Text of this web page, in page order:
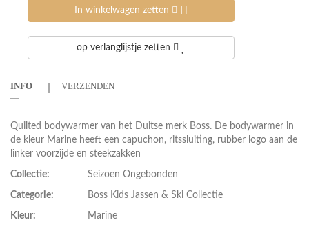
In winkelwagen zetten
op verlanglijstje zetten
INFO VERZENDEN
Quilted bodywarmer van het Duitse merk Boss. De bodywarmer in
de kleur Marine heeft een capuchon, ritssluiting, rubber logo aan de
linker voorzijde en steekzakken
Collectie: Seizoen Ongebonden
Categorie: Boss Kids Jassen & Ski Collectie
Kleur: Marine